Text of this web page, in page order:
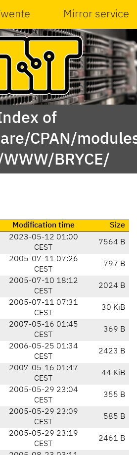
Mirror service
of
CPAN/
BRYCE/
Modification time Size
2023-05-12 01:00
CEST
7564 B
2005-07-11 07:26
CEST
797 B
2005-07-10 18:12
CEST
2024 B
2005-07-11 07:31
CEST
30 KiB
2007-05-16 01:45
CEST
369 B
2006-05-25 01:34
CEST
2423 B
2007-05-16 01:47
CEST
44 KiB
2005-05-29 23:04
CEST
355 B
2005-05-29 23:09
CEST
585 B
2005-05-29 23:19
CEST
2461 B